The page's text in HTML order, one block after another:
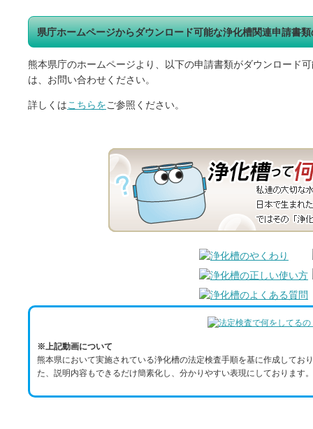
県庁ホームページからダウンロード可能な浄化槽関連申請書
熊本県庁のホームページより、以下の申請書類がダウンロード
は、お問い合わせください。
詳しくはこちらをご参照ください。
※上記動画について
熊本県において実施されている浄化槽の法定検査手順を基に作成して
た、説明内容もできるだけ簡素化し、分かりやすい表現にしておりま